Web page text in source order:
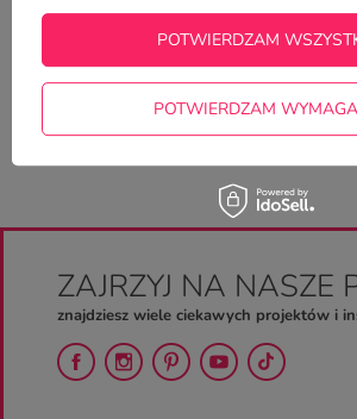
Zadaj pytanie a my odpowiemy
niezwłocznie, najciekawsze pytania i
odpowiedzi publikując dla innych.
ZAJRZYJ NA NASZE
znajdziesz wiele ciekawych projektów i
POTWIERDZAM
POTWIERDZAM